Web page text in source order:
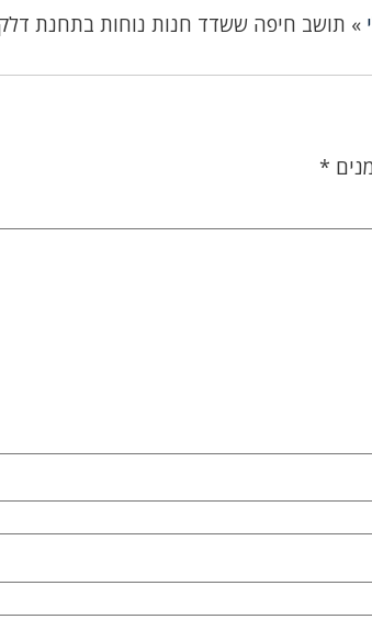
» תושב חיפה ששדד חנות נוחות בתחנת דלק
*